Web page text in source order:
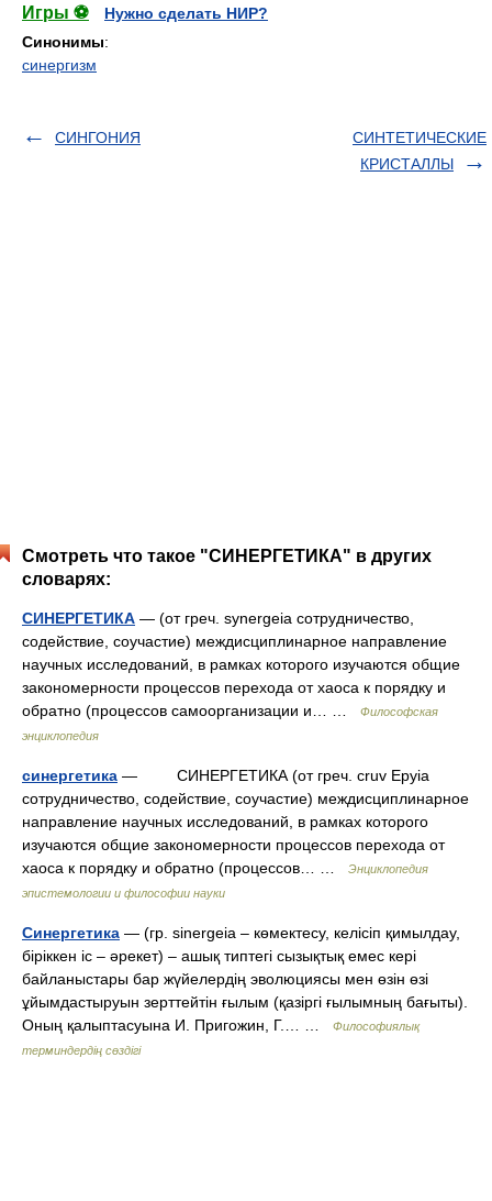
Игры ⚽
Нужно сделать НИР?
Синонимы:
синергизм
СИНГОНИЯ
СИНТЕТИЧЕСКИЕ
КРИСТАЛЛЫ
Смотреть что такое "СИНЕРГЕТИКА" в других
словарях:
СИНЕРГЕТИКА — (от греч. synergeia сотрудничество,
содействие, соучастие) междисциплинарное направление
научных исследований, в рамках которого изучаются общие
закономерности процессов перехода от хаоса к порядку и
обратно (процессов самоорганизации и… …
Философская
энциклопедия
синергетика — СИНЕРГЕТИКА (от греч. cruv Epyia
сотрудничество, содействие, соучастие) междисциплинарное
направление научных исследований, в рамках которого
изучаются общие закономерности процессов перехода от
хаоса к порядку и обратно (процессов… …
Энциклопедия
эпистемологии и философии науки
Синергетика — (гр. sinergeia – көмектесу, келісіп қимылдау,
біріккен іс – әрекет) – ашық типтегі сызықтық емес кері
байланыстары бар жүйелердің эволюциясы мен өзін өзі
ұйымдастыруын зерттейтін ғылым (қазіргі ғылымның бағыты).
Оның қалыптасуына И. Пригожин, Г.… …
Философиялық
терминдердің сөздігі